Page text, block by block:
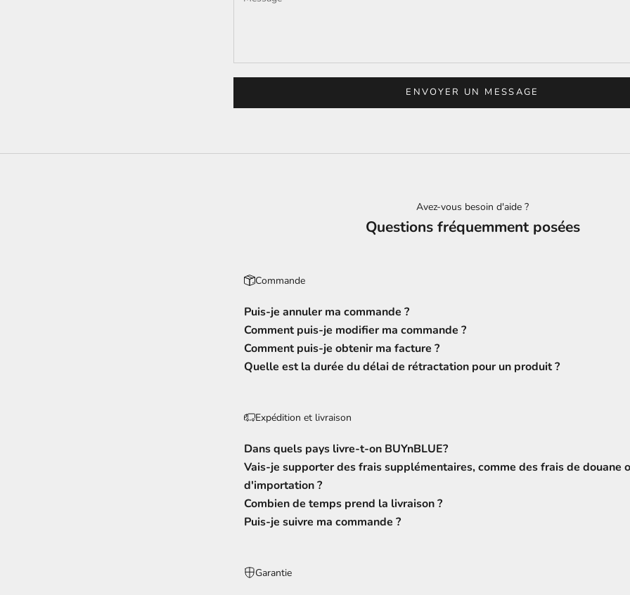
ENVOYER UN MESSAGE
Avez-vous besoin d'aide ?
Questions fréquemment posées
Commande
Puis-je annuler ma commande ?
Comment puis-je modifier ma commande ?
Comment puis-je obtenir ma facture ?
Quelle est la durée du délai de rétractation pour un produit ?
Expédition et livraison
Dans quels pays livre-t-on BUYnBLUE?
Vais-je supporter des frais supplémentaires, comme des frais de douane
d'importation ?
Combien de temps prend la livraison ?
Puis-je suivre ma commande ?
Garantie